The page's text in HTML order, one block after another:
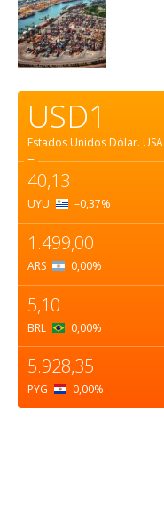
USD1
Estados Unidos Dólar. USA
=
40,13
UYU –0,37%
1.499,00
ARS 0,00%
5,10
BRL 0,00%
5.928,35
PYG 0,00%